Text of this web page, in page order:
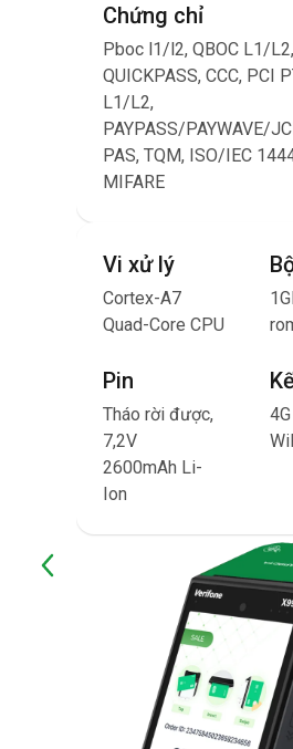
Chứng chỉ
Pboc l1/l2, QBOC L1/L2,
QUICKPASS, CCC, PCI
L1/L2,
PAYPASS/PAYWAVE/
PAS, TQM, ISO/IEC
MIFARE
Vi xử lý
Cortex-A7
Quad-Core CPU
Pin
Tháo rời được,
7,2V
2600mAh Li-
Ion